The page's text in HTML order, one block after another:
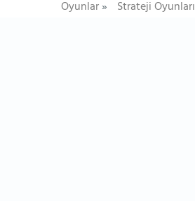
Oyunlar» Strateji Oyunları